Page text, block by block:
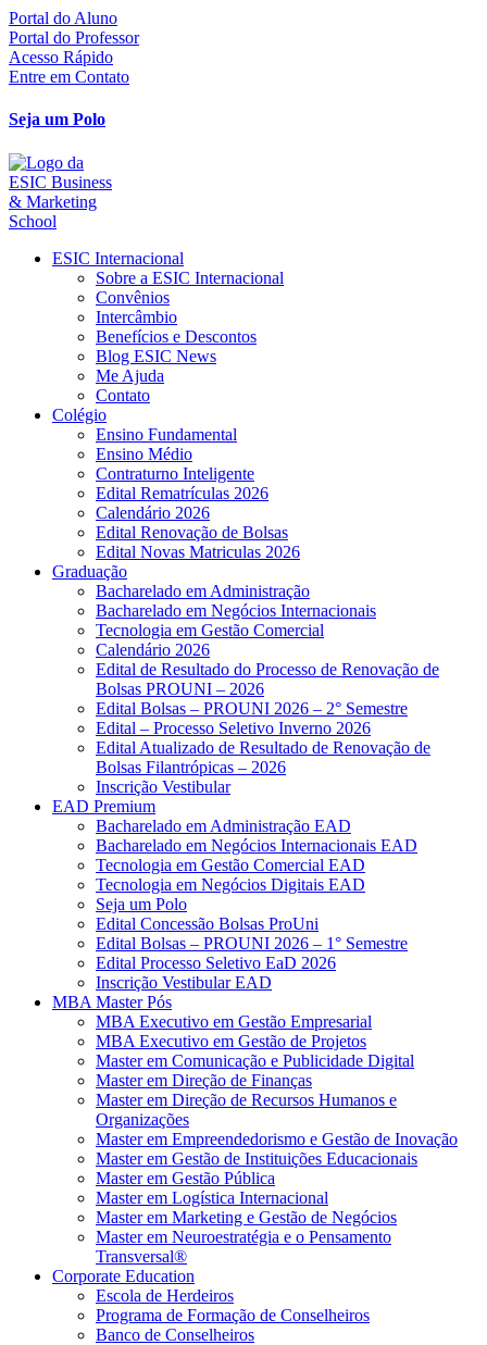
Ir
para
o
conteúdo
Portal do Aluno
Portal do Professor
Acesso Rápido
Entre em Contato
Seja um Polo
ESIC Internacional
Sobre a ESIC Internacional
Convênios
Intercâmbio
Benefícios e Descontos
Blog ESIC News
Me Ajuda
Contato
Colégio
Ensino Fundamental
Ensino Médio
Contraturno Inteligente
Edital Rematrículas 2026
Calendário 2026
Edital Renovação de Bolsas
Edital Novas Matriculas 2026
Graduação
Bacharelado em Administração
Bacharelado em Negócios Internacionais
Tecnologia em Gestão Comercial
Calendário 2026
Edital de Resultado do Processo de Renovação de
Bolsas PROUNI – 2026
Edital Bolsas – PROUNI 2026 – 2° Semestre
Edital – Processo Seletivo Inverno 2026
Edital Atualizado de Resultado de Renovação de
Bolsas Filantrópicas – 2026
Inscrição Vestibular
EAD Premium
Bacharelado em Administração EAD
Bacharelado em Negócios Internacionais EAD
Tecnologia em Gestão Comercial EAD
Tecnologia em Negócios Digitais EAD
Seja um Polo
Edital Concessão Bolsas ProUni
Edital Bolsas – PROUNI 2026 – 1° Semestre
Edital Processo Seletivo EaD 2026
Inscrição Vestibular EAD
MBA Master Pós
MBA Executivo em Gestão Empresarial
MBA Executivo em Gestão de Projetos
Master em Comunicação e Publicidade Digital
Master em Direção de Finanças
Master em Direção de Recursos Humanos e
Organizações
Master em Empreendedorismo e Gestão de Inovação
Master em Gestão de Instituições Educacionais
Master em Gestão Pública
Master em Logística Internacional
Master em Marketing e Gestão de Negócios
Master em Neuroestratégia e o Pensamento
Transversal®
Corporate Education
Escola de Herdeiros
Programa de Formação de Conselheiros
Banco de Conselheiros